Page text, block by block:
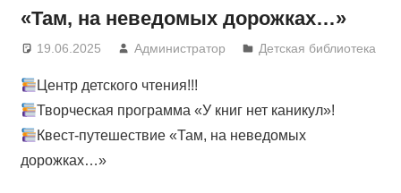
«Там, на неведомых дорожках…»
19.06.2025 Администратор Детская библиотека
Центр детского чтения!!!
Творческая программа «У книг нет каникул»!
Квест-путешествие «Там, на неведомых
дорожках…»